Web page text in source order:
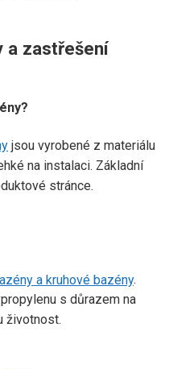
a zastřešení
jsou vyrobené z materiálu
na instalaci. Základní
stránce.
a kruhové bazény.
s důrazem na
životnost.